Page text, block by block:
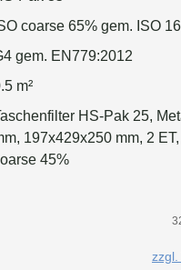
coarse 65% gem. ISO
gem. EN779:2012
m²
HS-Pak 25,
197x429x250 mm, 2
45%
zzgl.